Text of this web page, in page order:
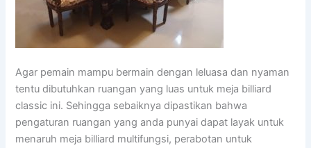
Agar pemain mampu bermain dengan leluasa dan nyaman
tentu dibutuhkan ruangan yang luas untuk meja billiard
classic ini. Sehingga sebaiknya dipastikan bahwa
pengaturan ruangan yang anda punyai dapat layak untuk
menaruh meja billiard multifungsi, perabotan untuk